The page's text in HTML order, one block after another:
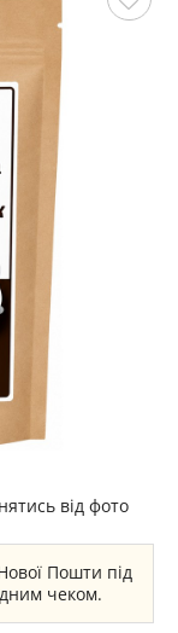
від фото
Пошти під
чеком.